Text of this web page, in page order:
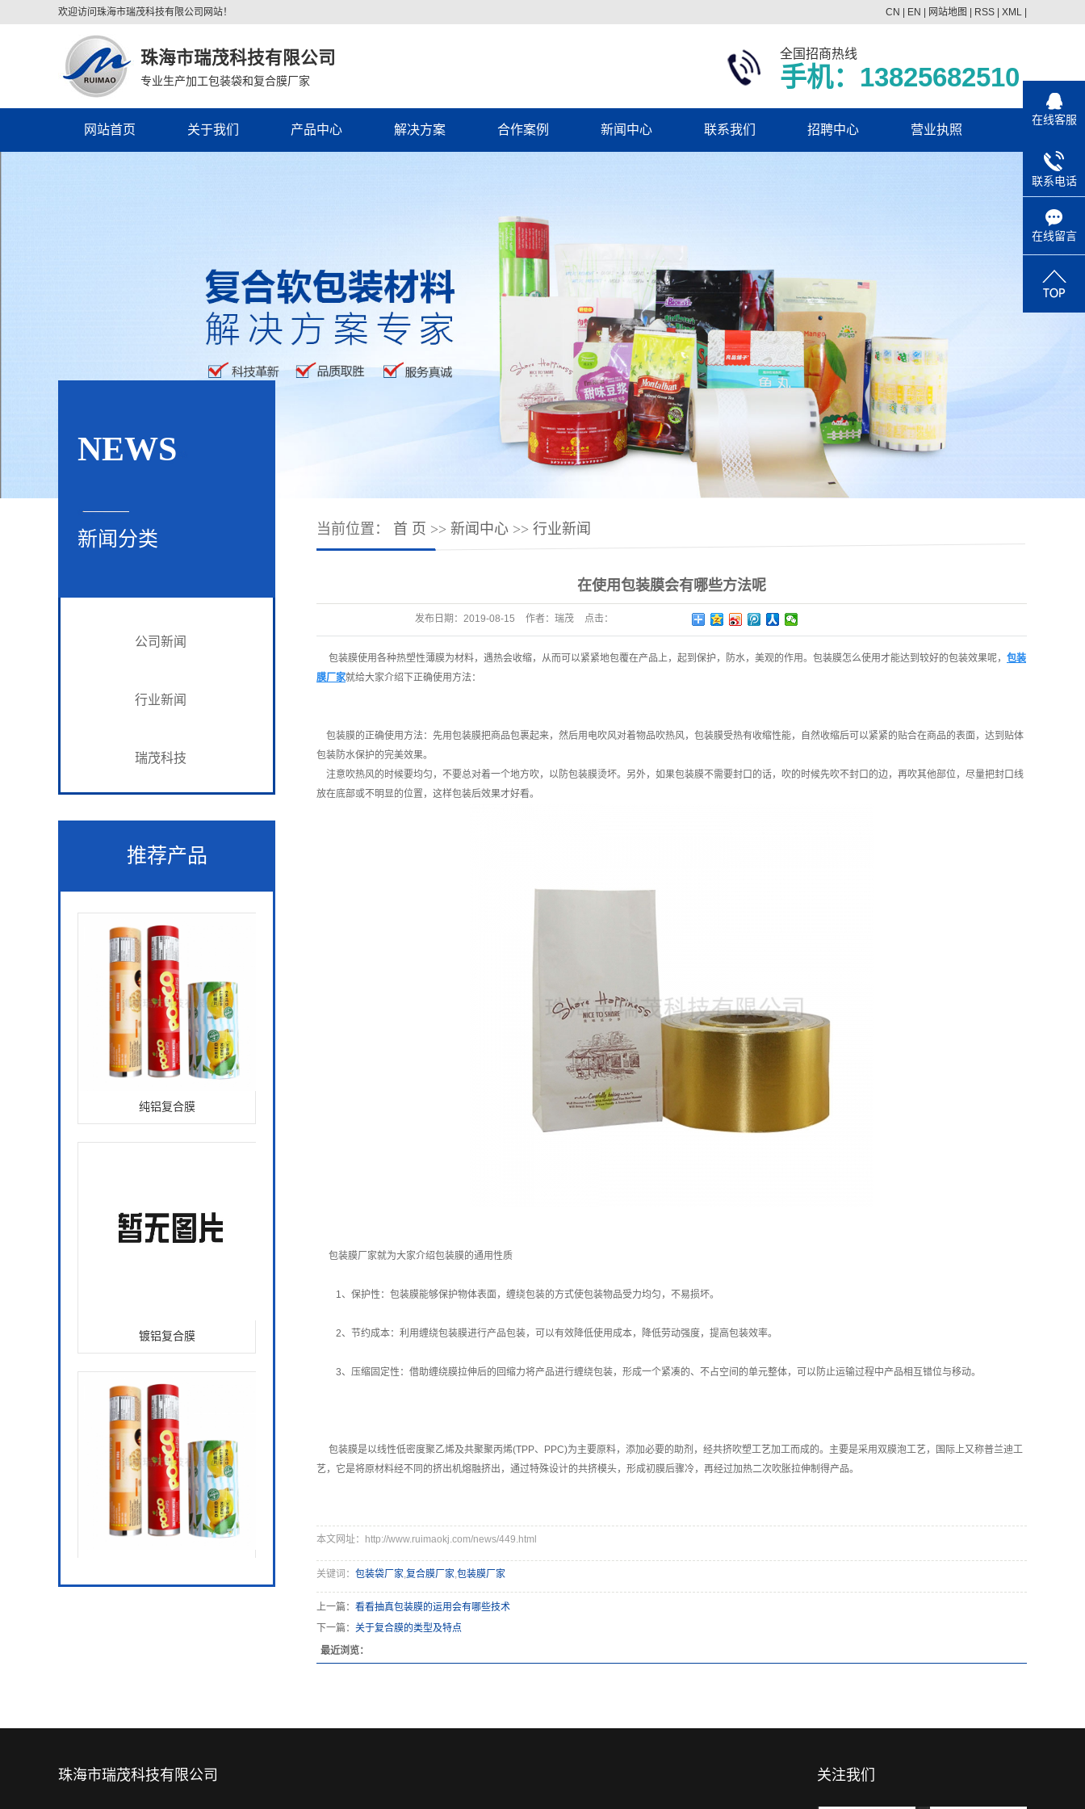
欢迎访问珠海市瑞茂科技有限公司网站！ CN EN 网站地图 RSS XML
珠海市瑞茂科技有限公司
专业生产加工包装袋和复合膜厂家
全国招商热线
手机：13825682510
网站首页 关于我们 产品中心 解决方案 合作案例 新闻中心 联系我们 招聘中心 营业执照
NEWS
新闻分类
公司新闻
行业新闻
瑞茂科技
推荐产品
镀铝复合膜
纯铝复合膜
镀铝复合膜
当前位置： 首 页 >> 新闻中心 >> 行业新闻
在使用包装膜会有哪些方法呢
发布日期： 2019-08-15 作者： 瑞茂 点击：
包装膜使用各种热塑性薄膜为材料，遇热会收缩，从而可以紧紧地包覆在产品上，起到保护，防水，美观的作用。包装膜怎么使用才能达到较好的包装效果呢， 包装
膜厂家就给大家介绍下正确使用方法：
包装膜的正确使用方法：先用包装膜把商品包裹起来，然后用电吹风对着物品吹热风，包装膜受热有收缩性能，自然收缩后可以紧紧的贴合在商品的表面，达到贴体
包装防水保护的完美效果。
注意吹热风的时候要均匀，不要总对着一个地方吹，以防包装膜烫坏。另外，如果包装膜不需要封口的话，吹的时候先吹不封口的边，再吹其他部位，尽量把封口线
放在底部或不明显的位置，这样包装后效果才好看。
包装膜厂家就为大家介绍包装膜的通用性质
1、保护性：包装膜能够保护物体表面，缠绕包装的方式使包装物品受力均匀，不易损坏。
2、节约成本：利用缠绕包装膜进行产品包装，可以有效降低使用成本，降低劳动强度，提高包装效率。
3、压缩固定性：借助缠绕膜拉伸后的回缩力将产品进行缠绕包装，形成一个紧凑的、不占空间的单元整体，可以防止运输过程中产品相互错位与移动。
包装膜是以线性低密度聚乙烯及共聚聚丙烯(TPP、PPC)为主要原料，添加必要的助剂，经共挤吹塑工艺加工而成的。主要是采用双膜泡工艺，国际上又称普兰迪工
艺，它是将原材料经不同的挤出机熔融挤出，通过特殊设计的共挤模头，形成初膜后骤冷，再经过加热二次吹胀拉伸制得产品。
本文网址：http://www.ruimaokj.com/news/449.html
关键词： 包装袋厂家,复合膜厂家,包装膜厂家
上一篇： 看看抽真包装膜的运用会有哪些技术
下一篇： 关于复合膜的类型及特点
最近浏览：
珠海市瑞茂科技有限公司 关注我们
在线客服
联系电话
在线留言